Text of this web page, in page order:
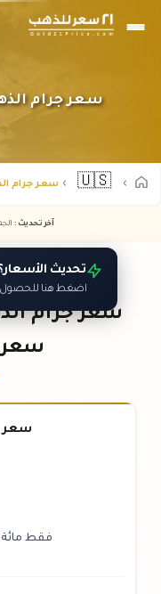
سعر جرام الذهب عيار ١٨
🇺🇸 سعر جرام الذهب عيار
آخر تحديث :
تحديث
اضغط هنا للحصول
سعر
سعر
فقط مائة